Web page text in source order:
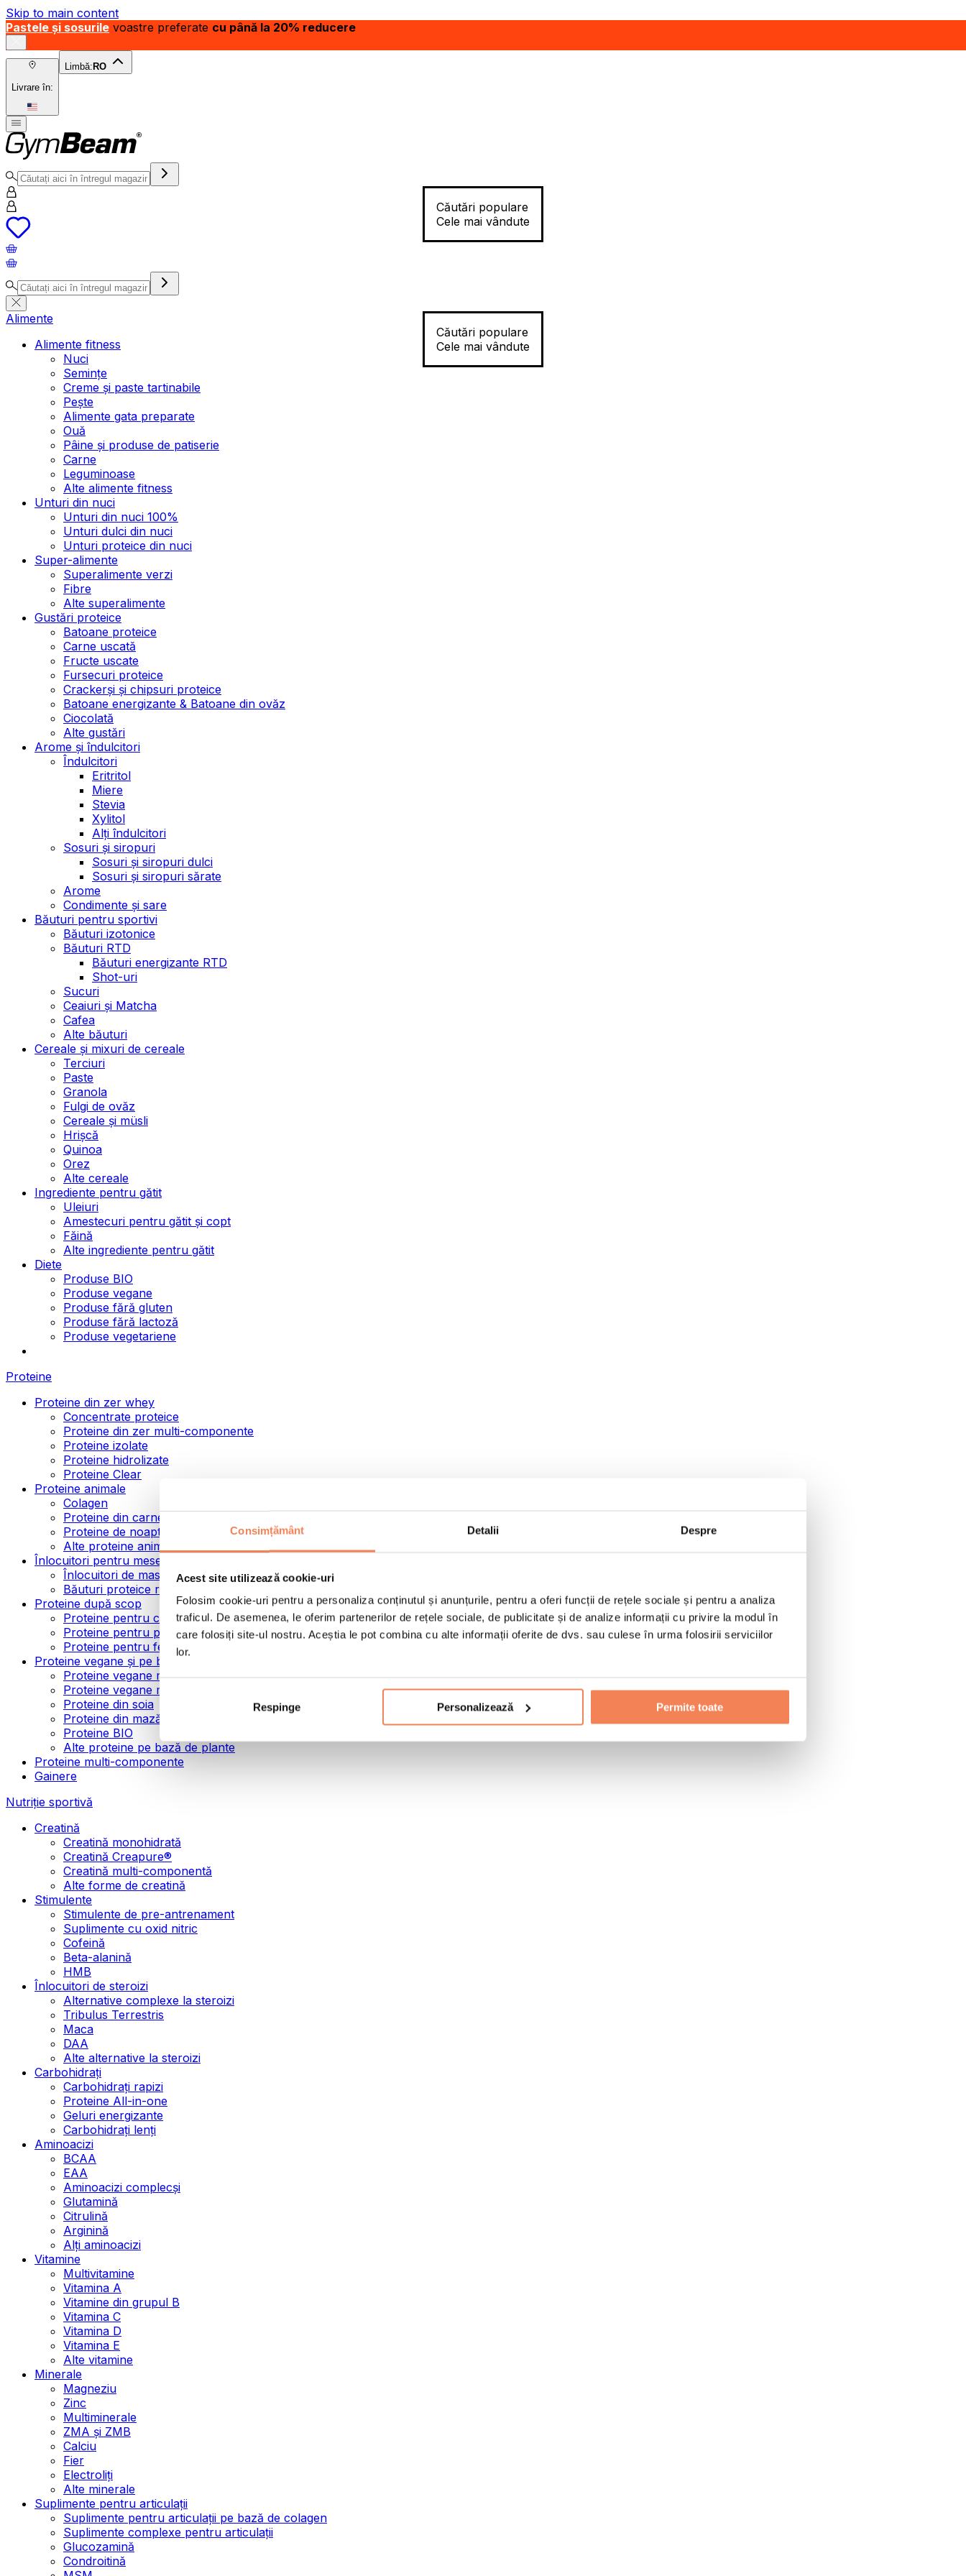
Consimțământ Detalii Despre
Acest site utilizează cookie-uri
Folosim cookie-uri pentru a personaliza conținutul și anunțurile, pentru a oferi funcții de rețele sociale și pentru a analiza
traficul. De asemenea, le oferim partenerilor de rețele sociale, de publicitate și de analize informații cu privire la modul în
care folosiți site-ul nostru. Aceștia le pot combina cu alte informații oferite de dvs. sau culese în urma folosirii serviciilor
lor.
Respinge Personalizează Permite toate
Skip to main content
Pastele și sosurile voastre preferate cu până la 20% reducere
Livrare în:
Limbă: RO
Căutări populare
Cele mai vândute
Căutări populare
Cele mai vândute
Alimente
Alimente fitness
Nuci
Semințe
Creme și paste tartinabile
Pește
Alimente gata preparate
Ouă
Pâine și produse de patiserie
Carne
Leguminoase
Alte alimente fitness
Unturi din nuci
Unturi din nuci 100%
Unturi dulci din nuci
Unturi proteice din nuci
Super-alimente
Superalimente verzi
Fibre
Alte superalimente
Gustări proteice
Batoane proteice
Carne uscată
Fructe uscate
Fursecuri proteice
Crackerși și chipsuri proteice
Batoane energizante & Batoane din ovăz
Ciocolată
Alte gustări
Arome și îndulcitori
Îndulcitori
Eritritol
Miere
Stevia
Xylitol
Alți îndulcitori
Sosuri și siropuri
Sosuri și siropuri dulci
Sosuri și siropuri sărate
Arome
Condimente și sare
Băuturi pentru sportivi
Băuturi izotonice
Băuturi RTD
Băuturi energizante RTD
Shot-uri
Sucuri
Ceaiuri și Matcha
Cafea
Alte băuturi
Cereale și mixuri de cereale
Terciuri
Paste
Granola
Fulgi de ovăz
Cereale și müsli
Hrișcă
Quinoa
Orez
Alte cereale
Ingrediente pentru gătit
Uleiuri
Amestecuri pentru gătit și copt
Făină
Alte ingrediente pentru gătit
Diete
Produse BIO
Produse vegane
Produse fără gluten
Produse fără lactoză
Produse vegetariene
Proteine
Proteine din zer whey
Concentrate proteice
Proteine din zer multi-componente
Proteine izolate
Proteine hidrolizate
Proteine Clear
Proteine animale
Colagen
Proteine din carne de vită
Proteine de noapte
Alte proteine animale
Înlocuitori pentru mese
Înlocuitori de masă pulbere
Băuturi proteice ready to drink
Proteine după scop
Proteine pentru creșterea masei musculare
Proteine pentru pierderea în greutate
Proteine pentru femei
Proteine vegane și pe bază de plante
Proteine vegane mono-componente
Proteine vegane multi-componente
Proteine din soia
Proteine din mazăre
Proteine BIO
Alte proteine pe bază de plante
Proteine multi-componente
Gainere
Nutriție sportivă
Creatină
Creatină monohidrată
Creatină Creapure®
Creatină multi-componentă
Alte forme de creatină
Stimulente
Stimulente de pre-antrenament
Suplimente cu oxid nitric
Cofeină
Beta-alanină
HMB
Înlocuitori de steroizi
Alternative complexe la steroizi
Tribulus Terrestris
Maca
DAA
Alte alternative la steroizi
Carbohidrați
Carbohidrați rapizi
Proteine All-in-one
Geluri energizante
Carbohidrați lenți
Aminoacizi
BCAA
EAA
Aminoacizi complecși
Glutamină
Citrulină
Arginină
Alți aminoacizi
Vitamine
Multivitamine
Vitamina A
Vitamine din grupul B
Vitamina C
Vitamina D
Vitamina E
Alte vitamine
Minerale
Magneziu
Zinc
Multiminerale
ZMA și ZMB
Calciu
Fier
Electroliți
Alte minerale
Suplimente pentru articulații
Suplimente pentru articulații pe bază de colagen
Suplimente complexe pentru articulații
Glucozamină
Condroitină